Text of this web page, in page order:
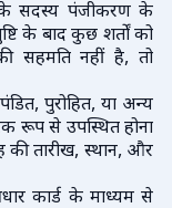
के सदस्य पंजीकरण के
के बाद कुछ शर्तों को
सहमति नहीं है, तो
पुरोहित, या अन्य
रूप से उपस्थित होना
की तारीख, स्थान, और
कार्ड के माध्यम से